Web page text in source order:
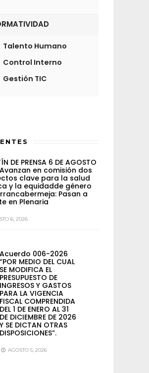
Talento Humano
Control Interno
Gestión TIC
DE PRENSA 6 DE AGOSTO
en comisión dos
clave para la salud
y la equidadde género
Pasan a
en Plenaria
6, 2026
Acuerdo 006-2026
“POR MEDIO DEL CUAL
SE MODIFICA EL
PRESUPUESTO DE
INGRESOS Y GASTOS
PARA LA VIGENCIA
FISCAL COMPRENDIDA
DEL 1 DE ENERO AL 31
DE DICIEMBRE DE 2026
Y SE DICTAN OTRAS
DISPOSICIONES”.
AGOSTO 5, 2026